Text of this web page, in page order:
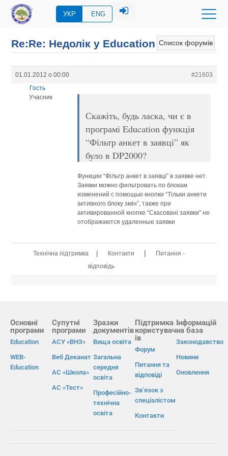
УКР ENG
Список форумів
Re:Re: Недолік у Education
01.01.2012 о 00:00
#21603
Гость
Учасник
Скажіть, будь ласка, чи є в
програмі Education функція
“Фільтр анкет в заявці” як
було в DP2000?
Функции “Фільтр анкет в заявці” в заявке нет.
Заявки можно фильтровать по блокам
изменений с помощью кнопки “Тільки анкети
активного блоку змін”, также при
активированной кнопке “Скасовані заявки” не
отображаются удаленные заявки
Технічна підтримка | Контакти |
Питання -
відповідь
Основні
програми
Education
WEB-
Education
Супутні
програми
АСУ «ВНЗ»
Веб Деканат
АС «Школа»
АС «Тест»
Зразки
документів
Вища освіта
Загальна
середня
освіта
Професійно-
технічна
освіта
Підтримка
користувач
ів
Форум
Питання та
відповіді
Зв’язок з
спеціалістом
Контакти
Інформацій
на база
Законодавство
Новини
Оновлення